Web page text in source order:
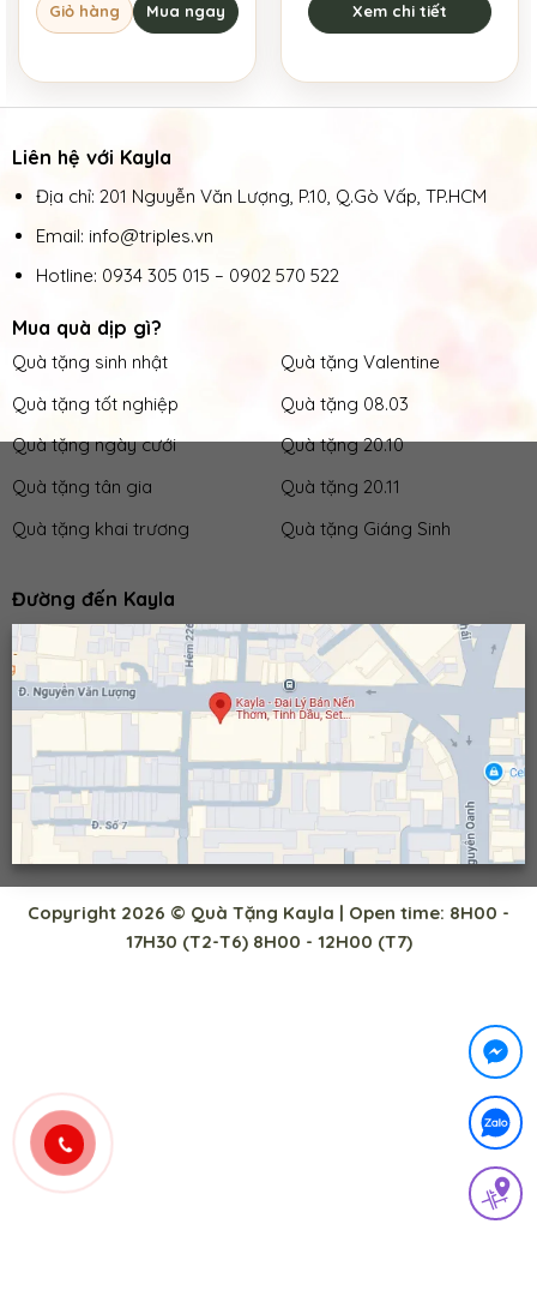
Giỏ hàng Mua ngay Xem chi tiết
Liên hệ với Kayla
Địa chỉ: 201 Nguyễn Văn Lượng, P.10, Q.Gò Vấp, TP.HCM
Email: info@triples.vn
Hotline: 0934 305 015 – 0902 570 522
Mua quà dịp gì?
Quà tặng sinh nhật
Quà tặng tốt nghiệp
Quà tặng ngày cưới
Quà tặng tân gia
Quà tặng khai trương
Quà tặng Valentine
Quà tặng 08.03
Quà tặng 20.10
Quà tặng 20.11
Quà tặng Giáng Sinh
Đường đến Kayla
Copyright 2026 © Quà Tặng Kayla | Open time: 8H00 -
17H30 (T2-T6) 8H00 - 12H00 (T7)